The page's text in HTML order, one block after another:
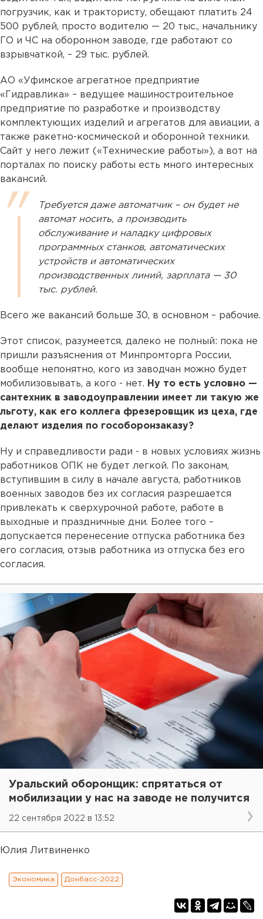
погрузчик, как и трактористу, обещают платить 24
500 рублей, просто водителю — 20 тыс., начальнику
ГО и ЧС на оборонном заводе, где работают со
взрывчаткой, – 29 тыс. рублей.
АО «Уфимское агрегатное предприятие
«Гидравлика» – ведущее машиностроительное
предприятие по разработке и производству
комплектующих изделий и агрегатов для авиации, а
также ракетно-космической и оборонной техники.
Сайт у него лежит («Технические работы»), а вот на
порталах по поиску работы есть много интересных
вакансий.
Требуется даже автоматчик – он будет не
автомат носить, а производить
обслуживание и наладку цифровых
программных станков, автоматических
устройств и автоматических
производственных линий, зарплата — 30
тыс. рублей.
Всего же вакансий больше 30, в основном – рабочие.
Этот список, разумеется, далеко не полный: пока не
пришли разъяснения от Минпромторга России,
вообще непонятно, кого из заводчан можно будет
мобилизовывать, а кого - нет. Ну то есть условно —
сантехник в заводоуправлении имеет ли такую же
льготу, как его коллега фрезеровщик из цеха, где
делают изделия по гособоронзаказу?
Ну и справедливости ради - в новых условиях жизнь
работников ОПК не будет легкой. По законам,
вступившим в силу в начале августа, работников
военных заводов без их согласия разрешается
привлекать к сверхурочной работе, работе в
выходные и праздничные дни. Более того –
допускается перенесение отпуска работника без
его согласия, отзыв работника из отпуска без его
согласия.
Уральский оборонщик: спрятаться от
мобилизации у нас на заводе не получится
22 сентября 2022 в 13:52
Юлия Литвиненко
Экономика Донбасс-2022